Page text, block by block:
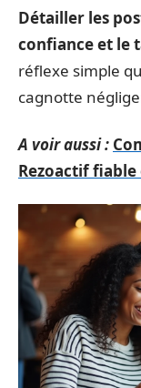
Détailler les
confiance et le
réflexe simple
cagnotte
A voir aussi :
Rezoactif fiable